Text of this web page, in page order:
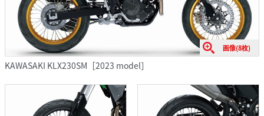
画像(8枚)
KAWASAKI KLX230SM［2023 model］